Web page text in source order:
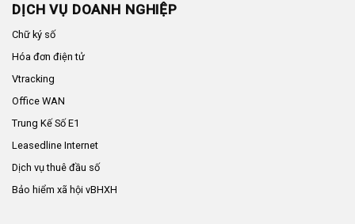
DỊCH VỤ DOANH NGHIỆP
Chữ ký số
Hóa đơn điện tử
Vtracking
Office WAN
Trung Kế Số E1
Leasedline Internet
Dịch vụ thuê đầu số
Bảo hiểm xã hội vBHXH